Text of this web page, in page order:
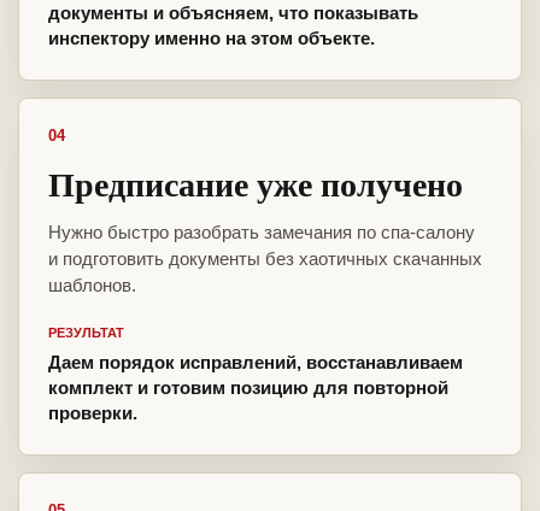
документы и объясняем, что показывать
инспектору именно на этом объекте.
04
Предписание уже получено
Нужно быстро разобрать замечания по спа-салону
и подготовить документы без хаотичных скачанных
шаблонов.
РЕЗУЛЬТАТ
Даем порядок исправлений, восстанавливаем
комплект и готовим позицию для повторной
проверки.